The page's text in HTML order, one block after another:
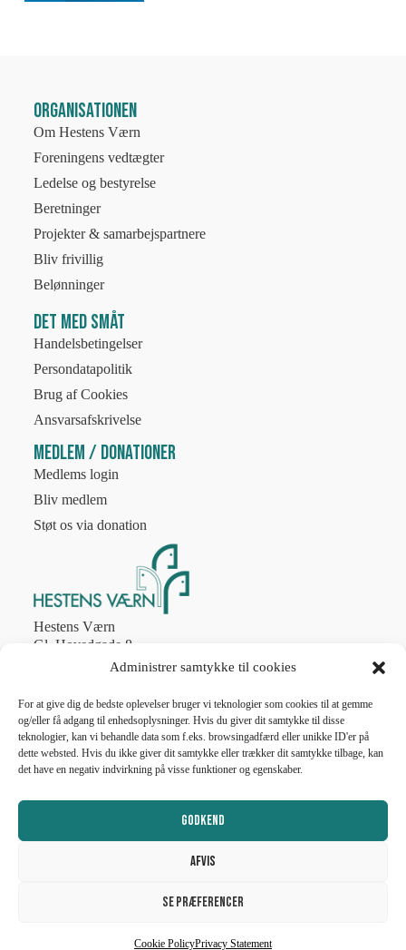
Administrer samtykke til cookies
For at give dig de bedste oplevelser bruger vi teknologier som cookies til at gemme
og/eller få adgang til enhedsoplysninger. Hvis du giver dit samtykke til disse
teknologier, kan vi behandle data som f.eks. browsingadfærd eller unikke ID'er på
dette websted. Hvis du ikke giver dit samtykke eller trækker dit samtykke tilbage, kan
det have en negativ indvirkning på visse funktioner og egenskaber.
Godkend
Afvis
Se præferencer
Cookie PolicyPrivacy Statement
Organisationen
Om Hestens Værn
Foreningens vedtægter
Ledelse og bestyrelse
Beretninger
Projekter & samarbejspartnere
Bliv frivillig
Belønninger
Det med småt
Handelsbetingelser
Persondatapolitik
Brug af Cookies
Ansvarsafskrivelse
Medlem / Donationer
Medlems login
Bliv medlem
Støt os via donation
Hestens Værn
Gl. Hovedgade 8
2970 Hørsholm
post@hestens-vaern.dk
CVR nr. 56787011
Telefonen er åben
man-fre 10.00 – 13.00
lukket weekend og helligdage
© Copyright Hestens Værn 2026